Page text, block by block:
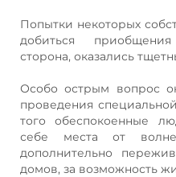
Попытки некоторых
добиться
сторона, оказались
Особо острым вопрос
проведения
того обеспокоенные
себе места от
дополнительно
домов, за возможность